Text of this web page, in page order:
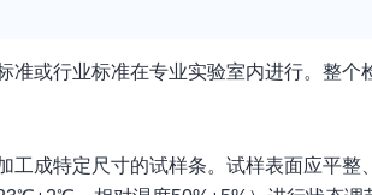
或行业标准在专业实验室内进行。整个
成特定尺寸的试样条。试样表面应平整